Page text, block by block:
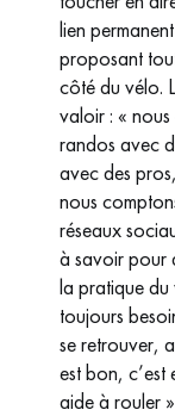
lien
proposant
côté du vélo.
valoir : «
randos avec
avec des
nous
réseaux
à savoir pour
la pratique
toujours
se retrouver,
est bon,
aide à rouler